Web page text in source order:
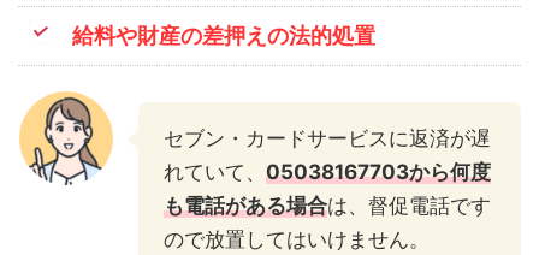
給料や財産の差押えの法的処置
セブン・カードサービスに返済が遅
れていて、 05038167703から何度
も電話がある場合は、督促電話です
ので放置してはいけません。